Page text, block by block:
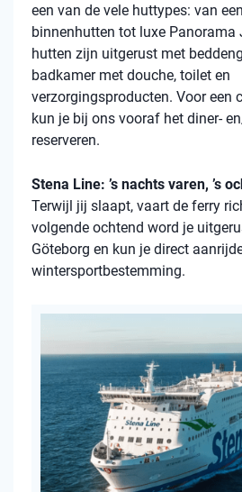
een van de vele huttypes: van
binnenhutten tot luxe Panorama
hutten zijn uitgerust met
badkamer met douche, toilet en
verzorgingsproducten. Voor een
kun je bij ons vooraf het diner-
reserveren.
Stena Line: ’s nachts varen, ’s
Terwijl jij slaapt, vaart de ferry
volgende ochtend word je
Göteborg en kun je direct
wintersportbestemming.